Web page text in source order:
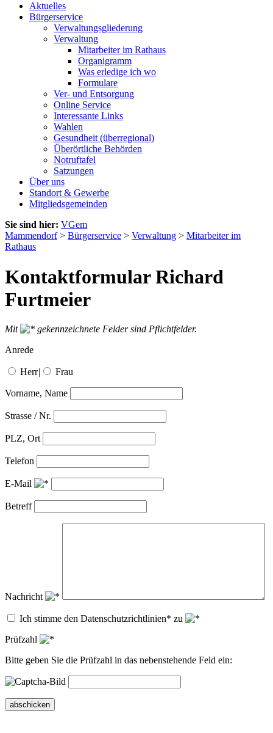
Aktuelles
Bürgerservice
Verwaltungsgliederung
Verwaltung
Mitarbeiter im Rathaus
Organigramm
Was erledige ich wo
Formulare
Ver- und Entsorgung
Online Service
Interessante Links
Wahlen
Gesundheit (überregional)
Überörtliche Behörden
Notruftafel
Satzungen
Über uns
Standort & Gewerbe
Mitgliedsgemeinden
Sie sind hier: VGem
Mammendorf> Bürgerservice > Verwaltung > Mitarbeiter im
Rathaus
Kontaktformular Richard
Furtmeier
Mit
gekennzeichnete Felder sind Pflichtfelder.
Anrede
Herr| Frau
Vorname, Name
Strasse / Nr.
PLZ, Ort
Telefon
E-Mail
Betreff
Nachricht
Ich stimme den Datenschutzrichtlinien* zu
Prüfzahl
Bitte geben Sie die Prüfzahl in das nebenstehende Feld ein:
abschicken